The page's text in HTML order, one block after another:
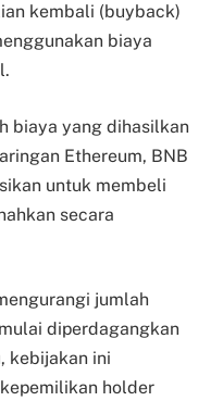
kembali (buyback)
biaya
biaya yang dihasilkan
Ethereum, BNB
untuk membeli
secara
jumlah
diperdagangkan
kebijakan ini
holder